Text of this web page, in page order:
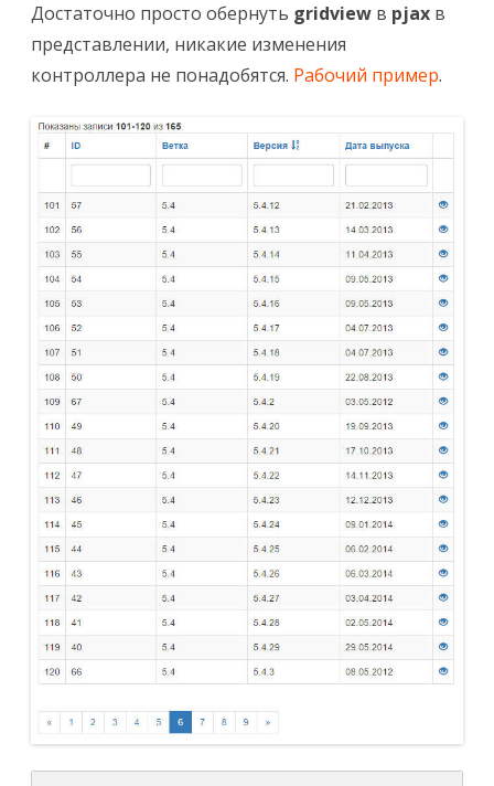
Достаточно просто обернуть gridview в pjax в
представлении, никакие изменения
контроллера не понадобятся. Рабочий пример.